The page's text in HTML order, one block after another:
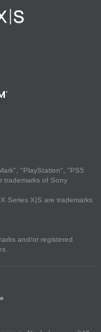
"PlayStation", "PS5
trademarks of Sony
Series X|S are trademarks
and/or registered